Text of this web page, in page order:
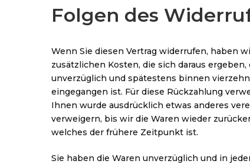
Folgen des
Wenn Sie diesen Vertrag widerrufen, haben
zusätzlichen Kosten, die sich daraus
unverzüglich und spätestens binnen
eingegangen ist. Für diese Rückzahlung
Ihnen wurde ausdrücklich etwas anderes
verweigern, bis wir die Waren wieder
welches der frühere Zeitpunkt ist.
Sie haben die Waren unverzüglich und in